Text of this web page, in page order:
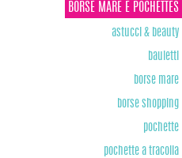
BORSE MARE E POCHETTES
astucci & beauty
bauletti
borse mare
borse shopping
pochette
pochette a tracolla